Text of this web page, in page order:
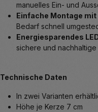
manuelles Ein- und
Einfache Montage
Bedarf schnell
Energiesparendes
sichere und
Technische Daten
In zwei Varianten
Höhe je Kerze 7 cm